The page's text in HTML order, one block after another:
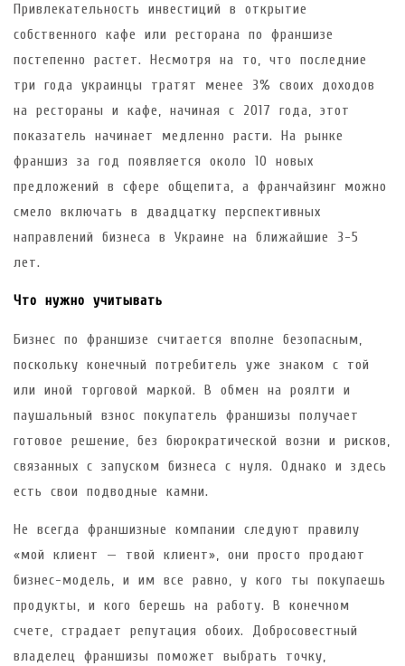
Привлекательность инвестиций в открытие
собственного кафе или ресторана по франшизе
постепенно растет. Несмотря на то, что последние
три года украинцы тратят менее 3% своих доходов
на рестораны и кафе, начиная с 2017 года, этот
показатель начинает медленно расти. На рынке
франшиз за год появляется около 10 новых
предложений в сфере общепита, а франчайзинг можно
смело включать в двадцатку перспективных
направлений бизнеса в Украине на ближайшие 3-5
лет.
Что нужно учитывать
Бизнес по франшизе считается вполне безопасным,
поскольку конечный потребитель уже знаком с той
или иной торговой маркой. В обмен на роялти и
паушальный взнос покупатель франшизы получает
готовое решение, без бюрократической возни и рисков,
связанных с запуском бизнеса с нуля. Однако и здесь
есть свои подводные камни.
Не всегда франшизные компании следуют правилу
«мой клиент — твой клиент», они просто продают
бизнес-модель, и им все равно, у кого ты покупаешь
продукты, и кого берешь на работу. В конечном
счете, страдает репутация обоих. Добросовестный
владелец франшизы поможет выбрать точку,